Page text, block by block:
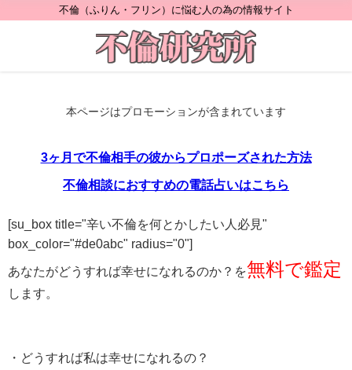
不倫（ふりん・フリン）に悩む人の為の情報サイト
本ページはプロモーションが含まれています
3ヶ月で不倫相手の彼からプロポーズされた方法
不倫相談におすすめの電話占いはこちら
[su_box title="辛い不倫を何とかしたい人必見"
box_color="#de0abc" radius="0"]
あなたがどうすれば幸せになれるのか？を無料で鑑定
します。
・どうすれば私は幸せになれるの？